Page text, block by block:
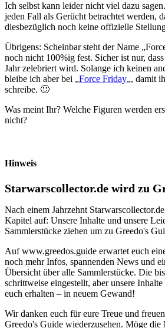
Ich selbst kann leider nicht viel dazu
jeden Fall als Gerücht betrachtet werden,
diesbezüglich noch keine offizielle
Übrigens: Scheinbar steht der Name
noch nicht 100%ig fest. Sicher ist nur,
Jahr zelebriert wird. Solange ich keinen
bleibe ich aber bei „Force Friday„, damit
schreibe. 🙂
Was meint Ihr? Welche Figuren werden
nicht?
Hinweis
Starwarscollector.de wird zu
Nach einem Jahrzehnt
Kapitel auf: Unsere Inhalte und unsere
Sammlerstücke ziehen um zu Greedo's
Auf www.greedos.guide erwartet euch
noch mehr Infos, spannenden News und
Übersicht über alle Sammlerstücke. Die
schrittweise eingestellt, aber unsere
euch erhalten – in neuem Gewand!
Wir danken euch für eure Treue und
Greedo's Guide wiederzusehen. Möge die